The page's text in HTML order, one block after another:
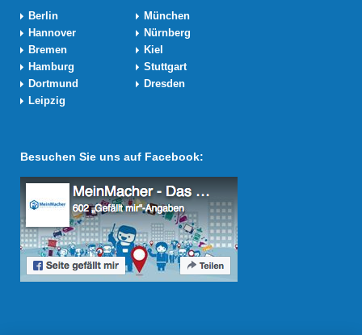
Berlin
München
Hannover
Nürnberg
Bremen
Kiel
Hamburg
Stuttgart
Dortmund
Dresden
Leipzig
Besuchen Sie uns auf Facebook: